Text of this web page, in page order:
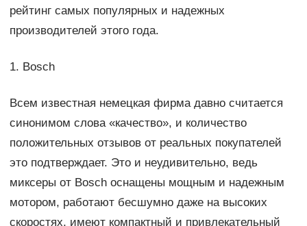
рейтинг самых популярных и надежных
производителей этого года.
1. Bosch
Всем известная немецкая фирма давно считается
синонимом слова «качество», и количество
положительных отзывов от реальных покупателей
это подтверждает. Это и неудивительно, ведь
миксеры от Bosch оснащены мощным и надежным
мотором, работают бесшумно даже на высоких
скоростях, имеют компактный и привлекательный